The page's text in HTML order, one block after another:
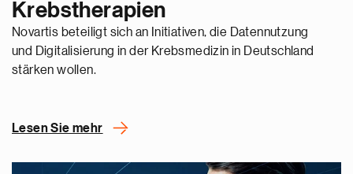
Krebstherapien
Novartis beteiligt sich an Initiativen, die Datennutzung
und Digitalisierung in der Krebsmedizin in Deutschland
stärken wollen.
Lesen Sie mehr